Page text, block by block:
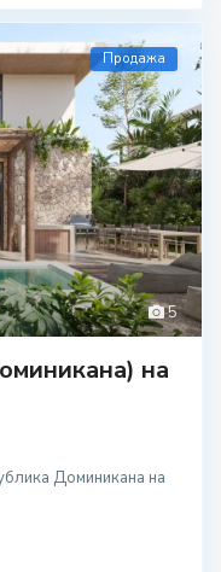
5
Продажа
на
Доминикана на